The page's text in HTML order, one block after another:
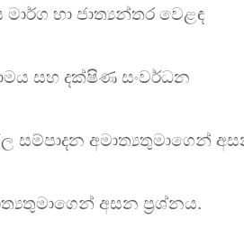
හා ජාත්‍යන්තර වෙළඳ
සහ දක්ෂිණ සංවර්ධන
සම්පාදන අමාත්‍යතුමාගෙන්
අසන ප්‍රශ්නය.